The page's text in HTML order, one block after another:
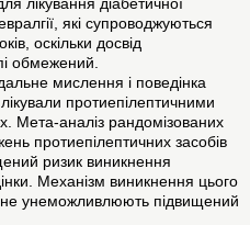
лікування діабетичної
які супроводжуються
оскільки досвід
обмежений.
мислення і поведінка
протиепілептичними
Мета-аналіз рандомізованих
протиепілептичних засобів
ризик виникнення
Механізм виникнення цього
не унеможливлюють підвищений